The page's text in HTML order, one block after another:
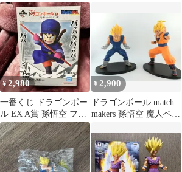
イヤ人3ベジータ 新品
未開封
¥2,980
一番くじ ドラゴンボー
ル EX A賞 孫悟空 フィ
ギュア
¥ 2,900
ドラゴンボール match
makers 孫悟空 魔人ベジ